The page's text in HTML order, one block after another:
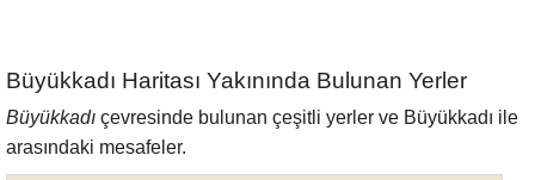
Büyükkadı Haritası Yakınında Bulunan Yerler
Büyükkadı çevresinde bulunan çeşitli yerler ve Büyükkadı ile
arasındaki mesafeler.